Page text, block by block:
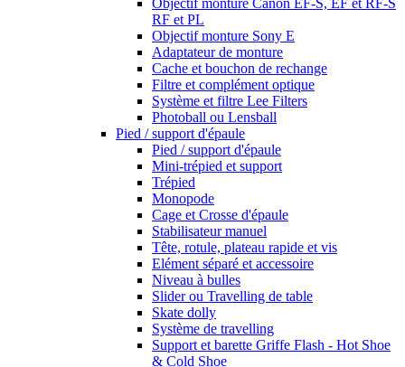
Objectif monture Canon EF-S, EF et RF-S
RF et PL
Objectif monture Sony E
Adaptateur de monture
Cache et bouchon de rechange
Filtre et complément optique
Système et filtre Lee Filters
Photoball ou Lensball
Pied / support d'épaule
Pied / support d'épaule
Mini-trépied et support
Trépied
Monopode
Cage et Crosse d'épaule
Stabilisateur manuel
Tête, rotule, plateau rapide et vis
Elément séparé et accessoire
Niveau à bulles
Slider ou Travelling de table
Skate dolly
Système de travelling
Support et barette Griffe Flash - Hot Shoe
& Cold Shoe